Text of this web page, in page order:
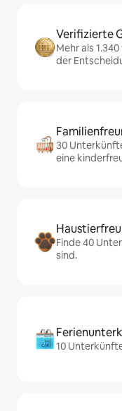
Verifizierte
Mehr als
der
30
eine
Finde 40
sind.
10